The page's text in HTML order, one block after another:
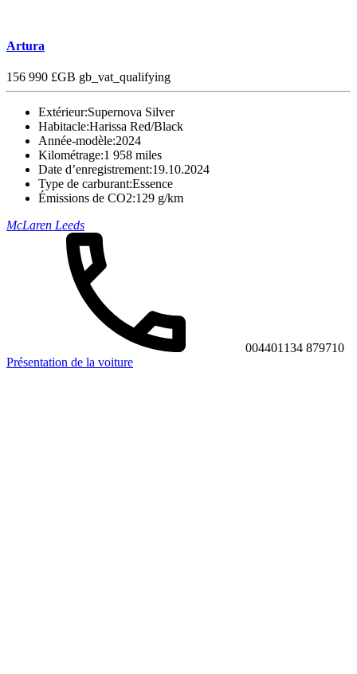
Artura
156 990 £GB gb_vat_qualifying
Extérieur:Supernova Silver
Habitacle:Harissa Red/Black
Année-modèle:2024
Kilométrage:1 958 miles
Date d’enregistrement:19.10.2024
Type de carburant:Essence
Émissions de CO2:129 g/km
McLaren Leeds
004401134 879710
Présentation de la voiture